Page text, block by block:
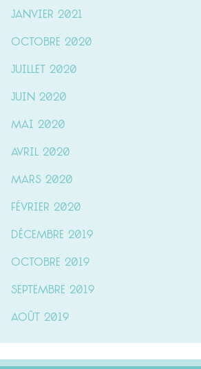
janvier 2021
octobre 2020
juillet 2020
juin 2020
mai 2020
avril 2020
mars 2020
février 2020
décembre 2019
octobre 2019
septembre 2019
août 2019